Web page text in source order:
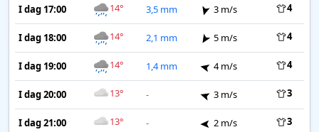
I dag 17:00 14° 3,5 mm 3 m/s 4
I dag 18:00 14° 2,1 mm 5 m/s 4
I dag 19:00 14° 1,4 mm 4 m/s 4
I dag 20:00 13° - 3 m/s 3
I dag 21:00 13° - 2 m/s 3